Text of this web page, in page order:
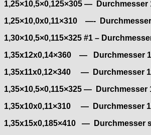
PUW
ST "Standard "
Tissot
1,25×10,5×0,125×305 — Durchmesser
1,25×10,0x0,11×310 —- Durchmesser
1,30×10,5×0,115×325 #1 –
1,35x12x0,14×360 — Durchmesser
1,35x11x0,12×340 — Durchmesser
1,35×10,5×0,115×325 — Durchmesser
1,35x10x0,11×310 — Durchmesser
1,35x15x0,185×410 — Durchmesser